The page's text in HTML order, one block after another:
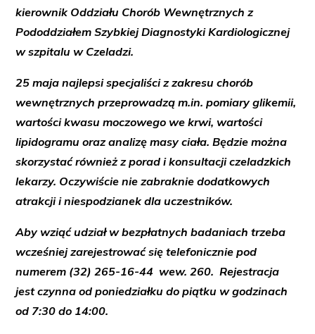
kierownik Oddziału Chorób Wewnętrznych z
Pododdziałem Szybkiej Diagnostyki Kardiologicznej
w szpitalu w Czeladzi.
25 maja najlepsi specjaliści z zakresu chorób
wewnętrznych przeprowadzą m.in. pomiary glikemii,
wartości kwasu moczowego we krwi, wartości
lipidogramu oraz analizę masy ciała. Będzie można
skorzystać również z porad i konsultacji czeladzkich
lekarzy. Oczywiście nie zabraknie dodatkowych
atrakcji i niespodzianek dla uczestników.
Aby wziąć udział w bezpłatnych badaniach trzeba
wcześniej zarejestrować się telefonicznie pod
numerem (32) 265-16-44 wew. 260. Rejestracja
jest czynna od poniedziałku do piątku w godzinach
od 7:30 do 14:00.